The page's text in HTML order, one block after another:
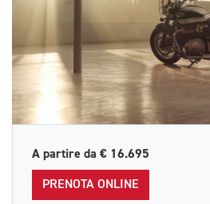
A partire da € 16.695
PRENOTA ONLINE